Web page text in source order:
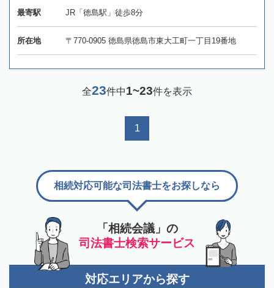
最寄駅 JR「徳島駅」徒歩8分
所在地 〒770-0905 徳島県徳島市東大工町一丁目19番地
全23件中1~23件を表示
1
「相続会議」の
司法書士検索サービス
相続対応可能な司法書士をお探しなら
対応エリアから探す